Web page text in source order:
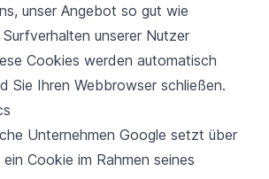
unser Angebot so gut wie
unserer Nutzer
Cookies werden automatisch
Sie Ihren Webbrowser schließen.
Unternehmen Google setzt über
Cookie im Rahmen seines